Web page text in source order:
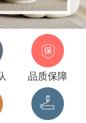
品质保障